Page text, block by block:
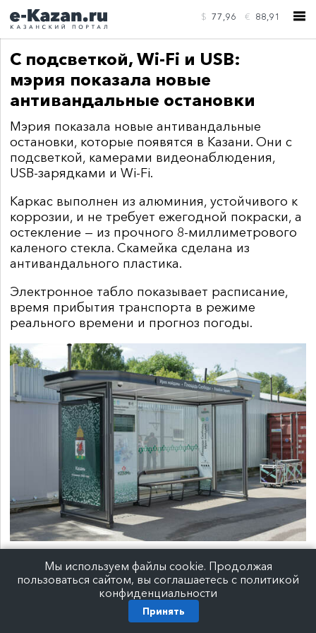
$ 77,96 € 88,91
КОНТАКТЫ
С подсветкой, Wi-Fi и USB:
мэрия показала новые
антивандальные остановки
Мэрия показала новые антивандальные
остановки, которые появятся в Казани. Они с
подсветкой, камерами видеонаблюдения,
USB-зарядками и Wi-Fi.
Каркас выполнен из алюминия, устойчивого к
коррозии, и не требует ежегодной покраски, а
остекление — из прочного 8-миллиметрового
каленого стекла. Скамейка сделана из
антивандального пластика.
Электронное табло показывает расписание,
время прибытия транспорта в режиме
реального времени и прогноз погоды.
Мы используем файлы cookie. Продолжая
пользоваться сайтом, вы соглашаетесь с политикой
конфиденциальности
Принять